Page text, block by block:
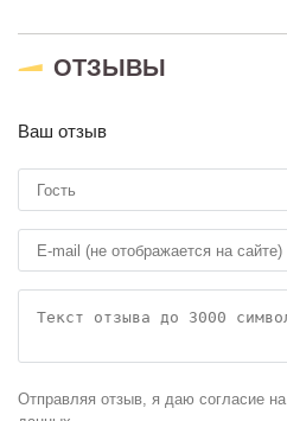
ОТЗЫВЫ
Ваш отзыв
Отправляя отзыв, я даю согласие на